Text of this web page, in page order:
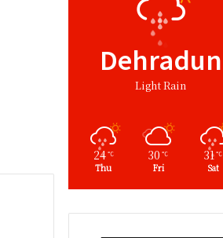
Dehradun
Light Rain
24 ℃
Thu
30 ℃
Fri
31℃
Sat